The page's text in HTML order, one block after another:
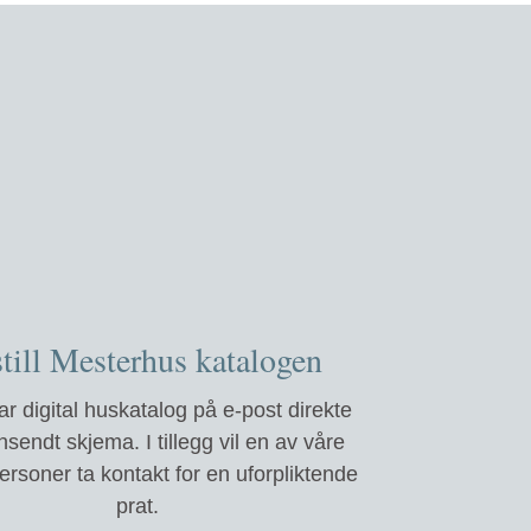
Mesterhus katalogen
digital huskatalog på e-post direkte
skjema. I tillegg vil en av våre
ta kontakt for en uforpliktende
prat.